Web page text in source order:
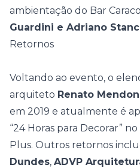
ambientação do Bar
Guardini e Adriano
Retornos
Voltando ao evento, o
arquiteto Renato
em 2019 e atualmente é
“24 Horas para Decorar”
Plus. Outros retornos
Dundes, ADVP